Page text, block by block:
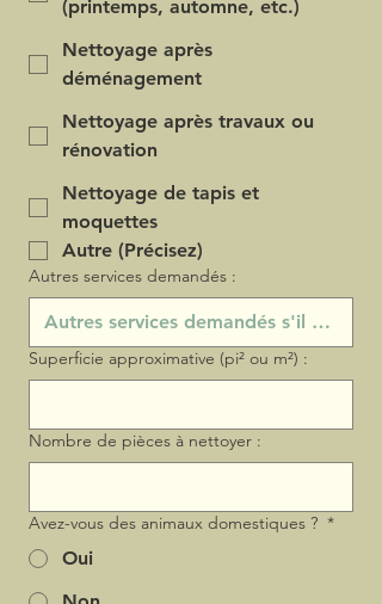
(printemps, automne, etc.)
Nettoyage après
déménagement
Nettoyage après travaux ou
rénovation
Nettoyage de tapis et
moquettes
Autre (Précisez)
Autres services demandés :
Superficie approximative (pi² ou m²) :
Nombre de pièces à nettoyer :
Avez-vous des animaux domestiques ? *
Oui